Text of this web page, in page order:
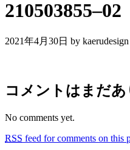
210503855–02
2021年4月30日 by kaerudesign
コメントはまだ
No comments yet.
RSS feed for comments on this